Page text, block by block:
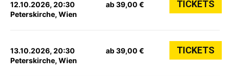
12.10.2026, 20:30
Peterskirche, Wien
ab 39,00 € TICKETS
13.10.2026, 20:30
Peterskirche, Wien
ab 39,00 € TICKETS